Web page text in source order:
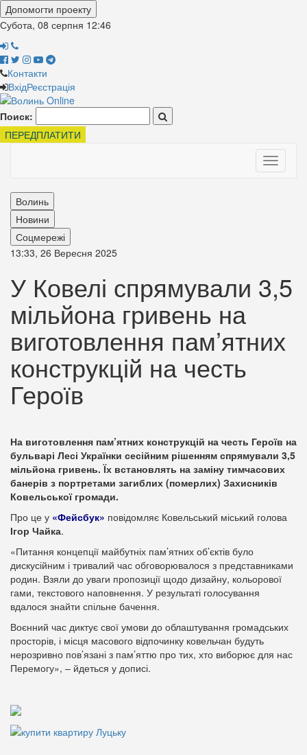
Допомогти проекту
Субота, 08 серпня 12:46
Контакти
ВхідРеєстрація
Поиск:
ПЕРЕДПЛАТИТИ
Toggle
Волинь
Новини
Соцмережі
13:33, 26 Вересня 2025
У Ковелі спрямували 3,5
мільйона гривень на
виготовлення пам’ятних
конструкцій на честь
Героїв
На виготовлення пам’ятних конструкцій на честь Героїв на
бульварі Лесі Українки сесійним рішенням спрямували 3,5
мільйона гривень. Їх встановлять на заміну тимчасових
банерів з портретами загиблих (померлих) Захисників
Ковельської громади.
Про це у «Фейсбук» повідомляє Ковельський міський голова
Ігор Чайка.
«Питання концепції майбутніх пам’ятних об’єктів було
дискусійним і тривалий час обговорювалося з представниками
родин. Взяли до уваги пропозиції щодо дизайну, кольорової
гами, текстового наповнення. У результаті голосування
вдалося знайти спільне бачення.
Воєнний час диктує свої умови до облаштування громадських
просторів, і місця масового відпочинку ковельчан будуть
нерозривно пов’язані з пам’яттю про тих, хто виборює для нас
Перемогу», – йдеться у дописі.